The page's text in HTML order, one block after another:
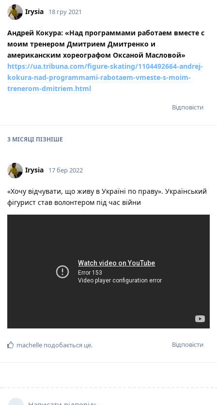
Irysia 18 гру 2021
Андрей Кокура: «Над программами работаем вместе с
моим тренером Дмитрием Дмитренко и
американским хореографом Оксаной Масловой»
https://ua.tribuna.com/figure-skating/1104492664-andrej-
kokura-nad-programmami-rabotaem-vmeste-s-moim-
trenerom-dmitriem.html
Відповісти
3 МІСЯЦІ ПІЗНІШЕ
Irysia 17 бер 2022
«Хочу відчувати, що живу в Україні по праву». Український
фігурист став волонтером під час війни
Відповісти
machelle подобається це.